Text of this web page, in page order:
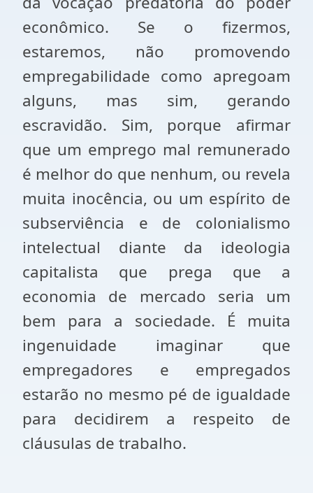
econômico. Se o fizermos,
estaremos, não promovendo
empregabilidade como apregoam
alguns, mas sim, gerando
escravidão. Sim, porque afirmar
que um emprego mal remunerado
é melhor do que nenhum, ou revela
muita inocência, ou um espírito de
subserviência e de colonialismo
intelectual diante da ideologia
capitalista que prega que a
economia de mercado seria um
bem para a sociedade. É muita
ingenuidade imaginar que
empregadores e empregados
estarão no mesmo pé de igualdade
para decidirem a respeito de
cláusulas de trabalho.